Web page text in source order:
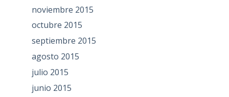
noviembre 2015
octubre 2015
septiembre 2015
agosto 2015
julio 2015
junio 2015